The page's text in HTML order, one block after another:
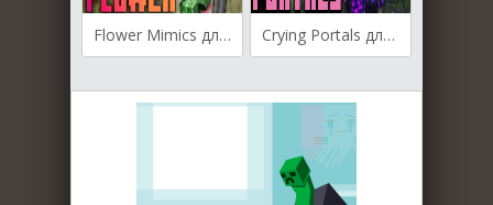
Flower Mimics для Майнкрафт [1.21.4, 1.21.3, 1.21] Crying Portals для Майнкрафт [1.19.4, 1.19.3, 1.19.2]